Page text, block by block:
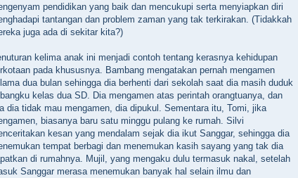
pendidikan yang baik dan mencukupi serta menyiapkan diri
tantangan dan problem zaman yang tak terkirakan. (Tidakkah
juga ada di sekitar kita?)
kelima anak ini menjadi contoh tentang kerasnya kehidupan
pada khususnya. Bambang mengatakan pernah mengamen
dua bulan sehingga dia berhenti dari sekolah saat dia masih duduk
kelas dua SD. Dia mengamen atas perintah orangtuanya, dan
dia tidak mau mengamen, dia dipukul. Sementara itu, Tomi, jika
biasanya baru satu minggu pulang ke rumah. Silvi
kesan yang mendalam sejak dia ikut Sanggar, sehingga dia
tempat berbagi dan menemukan kasih sayang yang tak dia
di rumahnya. Mujil, yang mengaku dulu termasuk nakal, setelah
Sanggar merasa menemukan banyak hal selain ilmu dan